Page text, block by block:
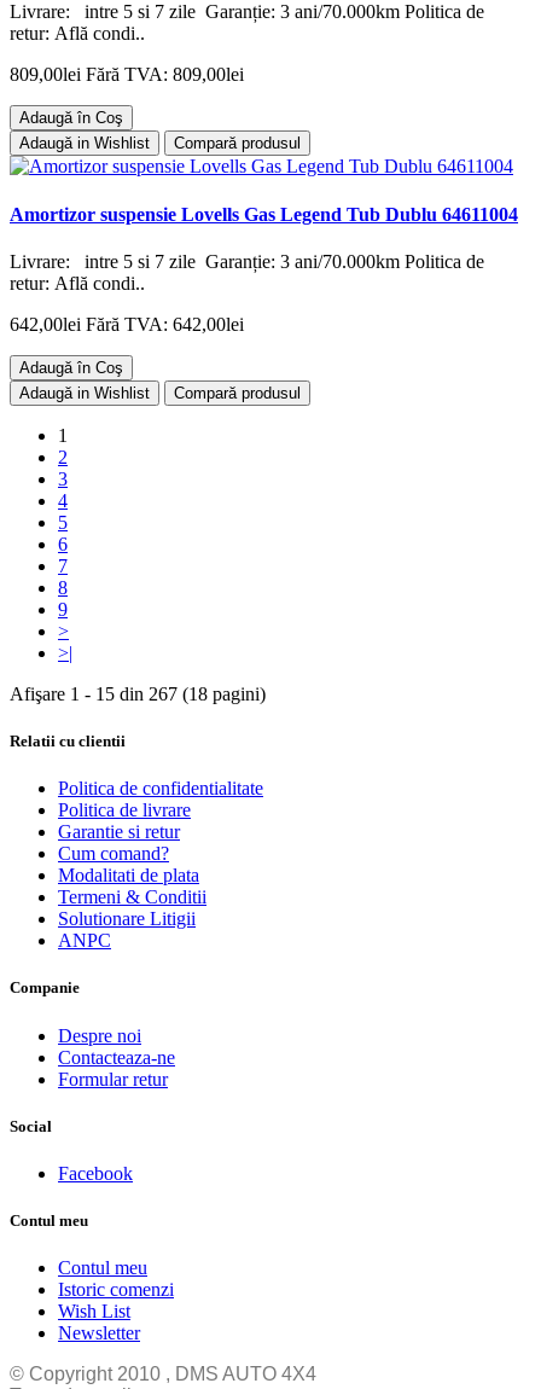
Livrare: intre 5 si 7 zile Garanție: 3 ani/70.000km Politica de
retur: Află condi..
809,00lei Fără TVA: 809,00lei
Adaugă în Coş
Adaugă in Wishlist
Compară produsul
Amortizor suspensie Lovells Gas Legend Tub Dublu 64611004
Livrare: intre 5 si 7 zile Garanție: 3 ani/70.000km Politica de
retur: Află condi..
642,00lei Fără TVA: 642,00lei
Adaugă în Coş
Adaugă in Wishlist
Compară produsul
1
2
3
4
5
6
7
8
9
>
>|
Afişare 1 - 15 din 267 (18 pagini)
Relatii cu clientii
Politica de confidentialitate
Politica de livrare
Garantie si retur
Cum comand?
Modalitati de plata
Termeni & Conditii
Solutionare Litigii
ANPC
Companie
Despre noi
Contacteaza-ne
Formular retur
Social
Facebook
Contul meu
Contul meu
Istoric comenzi
Wish List
Newsletter
© Copyright 2010 , DMS AUTO 4X4